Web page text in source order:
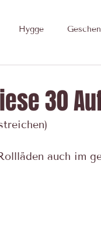
Hygge
30
auch im